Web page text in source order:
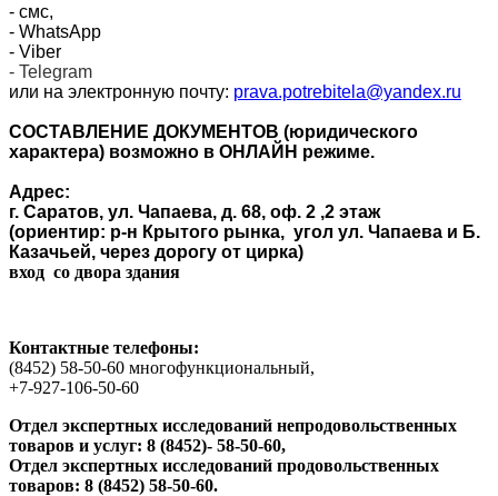
- смс,
- WhatsApp
- Viber
- Telegram
или на электронную почту: prava.potrebitela@yandex.ru
СОСТАВЛЕНИЕ ДОКУМЕНТОВ (юридического
характера) возможно в ОНЛАЙН режиме.
Адрес:
г. Саратов, ул. Чапаева, д. 68, оф. 2 ,2 этаж
(ориентир: р-н Крытого рынка, угол ул. Чапаева и Б.
Казачьей, через дорогу от цирка)
вход со двора здания
Контактные телефоны:
(8452) 58-50-60 многофункциональный,
+7-927-106-50-60
Отдел экспертных исследований непродовольственных
товаров и услуг: 8 (8452)- 58-50-60,
Отдел экспертных исследований продовольственных
товаров: 8 (8452) 58-50-60.